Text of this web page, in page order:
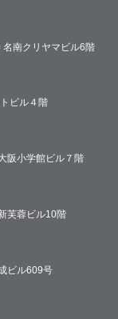
南クリヤマビル6階
ビル４階
阪小学館ビル７階
芙蓉ビル10階
ビル609号